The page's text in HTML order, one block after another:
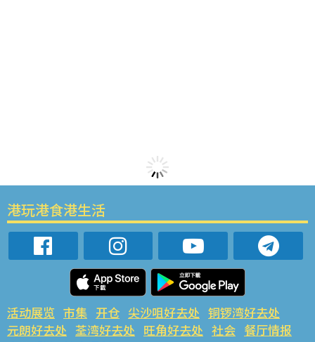
港玩港食港生活
活动展览 市集 开仓 尖沙咀好去处 铜锣湾好去处
元朗好去处 荃湾好去处 旺角好去处 社会 餐厅情报